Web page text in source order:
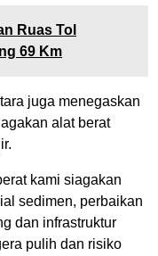
Ruas Tol
69 Km
juga menegaskan
alat berat
kami siagakan
sedimen, perbaikan
dan infrastruktur
pulih dan risiko